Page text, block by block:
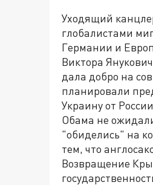
Уходящий
глобалистами
Германии и
Виктора
дала добро на
планировали
Украину от
Обама не
"обиделись" на
тем, что
Возвращение